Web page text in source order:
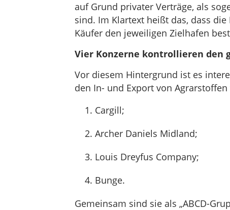
auf Grund privater Verträge, als
sind. Im Klartext heißt das, dass
Käufer den jeweiligen Zielhafen
Vier Konzerne kontrollieren den
Vor diesem Hintergrund ist es
den In- und Export von
Cargill;
Archer Daniels Midland;
Louis Dreyfus Company;
Bunge.
Gemeinsam sind sie als „ABCD-